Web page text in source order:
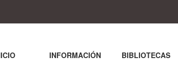
INFORMACIÓN BIBLIOTECAS